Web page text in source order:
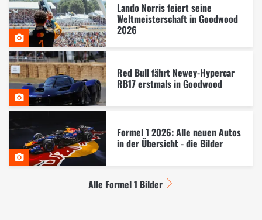
Lando Norris feiert seine
Weltmeisterschaft in Goodwood
2026
Red Bull fährt Newey-Hypercar
RB17 erstmals in Goodwood
Formel 1 2026: Alle neuen Autos
in der Übersicht - die Bilder
Alle Formel 1 Bilder